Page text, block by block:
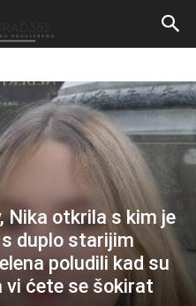
Nika otkrila s kim je
s duplo starijim
poludili kad su
vi ćete se šokirat